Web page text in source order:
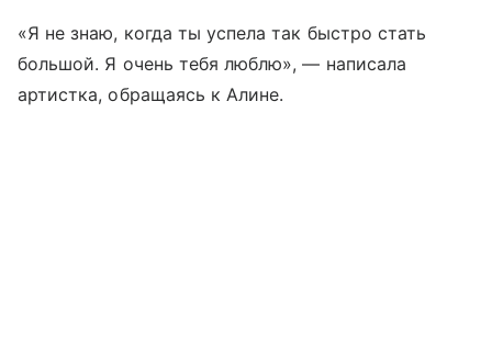
«Я не знаю, когда ты успела так быстро стать
большой. Я очень тебя люблю», — написала
артистка, обращаясь к Алине.